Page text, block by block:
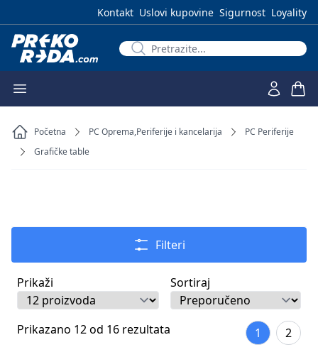
Kontakt Uslovi kupovine Sigurnost Loyality
Početna PC Oprema,Periferije i kancelarija
PC Periferije
Grafičke table
Filteri
Prikaži Sortiraj
Prikazano 12 od 16 rezultata 1 2